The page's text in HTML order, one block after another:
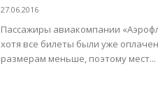
27.06.2016
Пассажиры авиакомпании
хотя все билеты были уже
размерам меньше, поэтому мест...